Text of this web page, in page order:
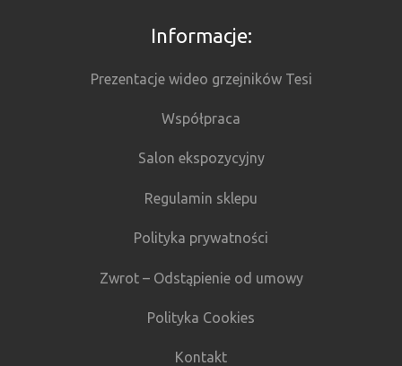
Informacje:
Prezentacje wideo grzejników Tesi
Współpraca
Salon ekspozycyjny
Regulamin sklepu
Polityka prywatności
Zwrot – Odstąpienie od umowy
Polityka Cookies
Kontakt